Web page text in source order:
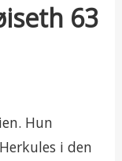
63
Hun
i den